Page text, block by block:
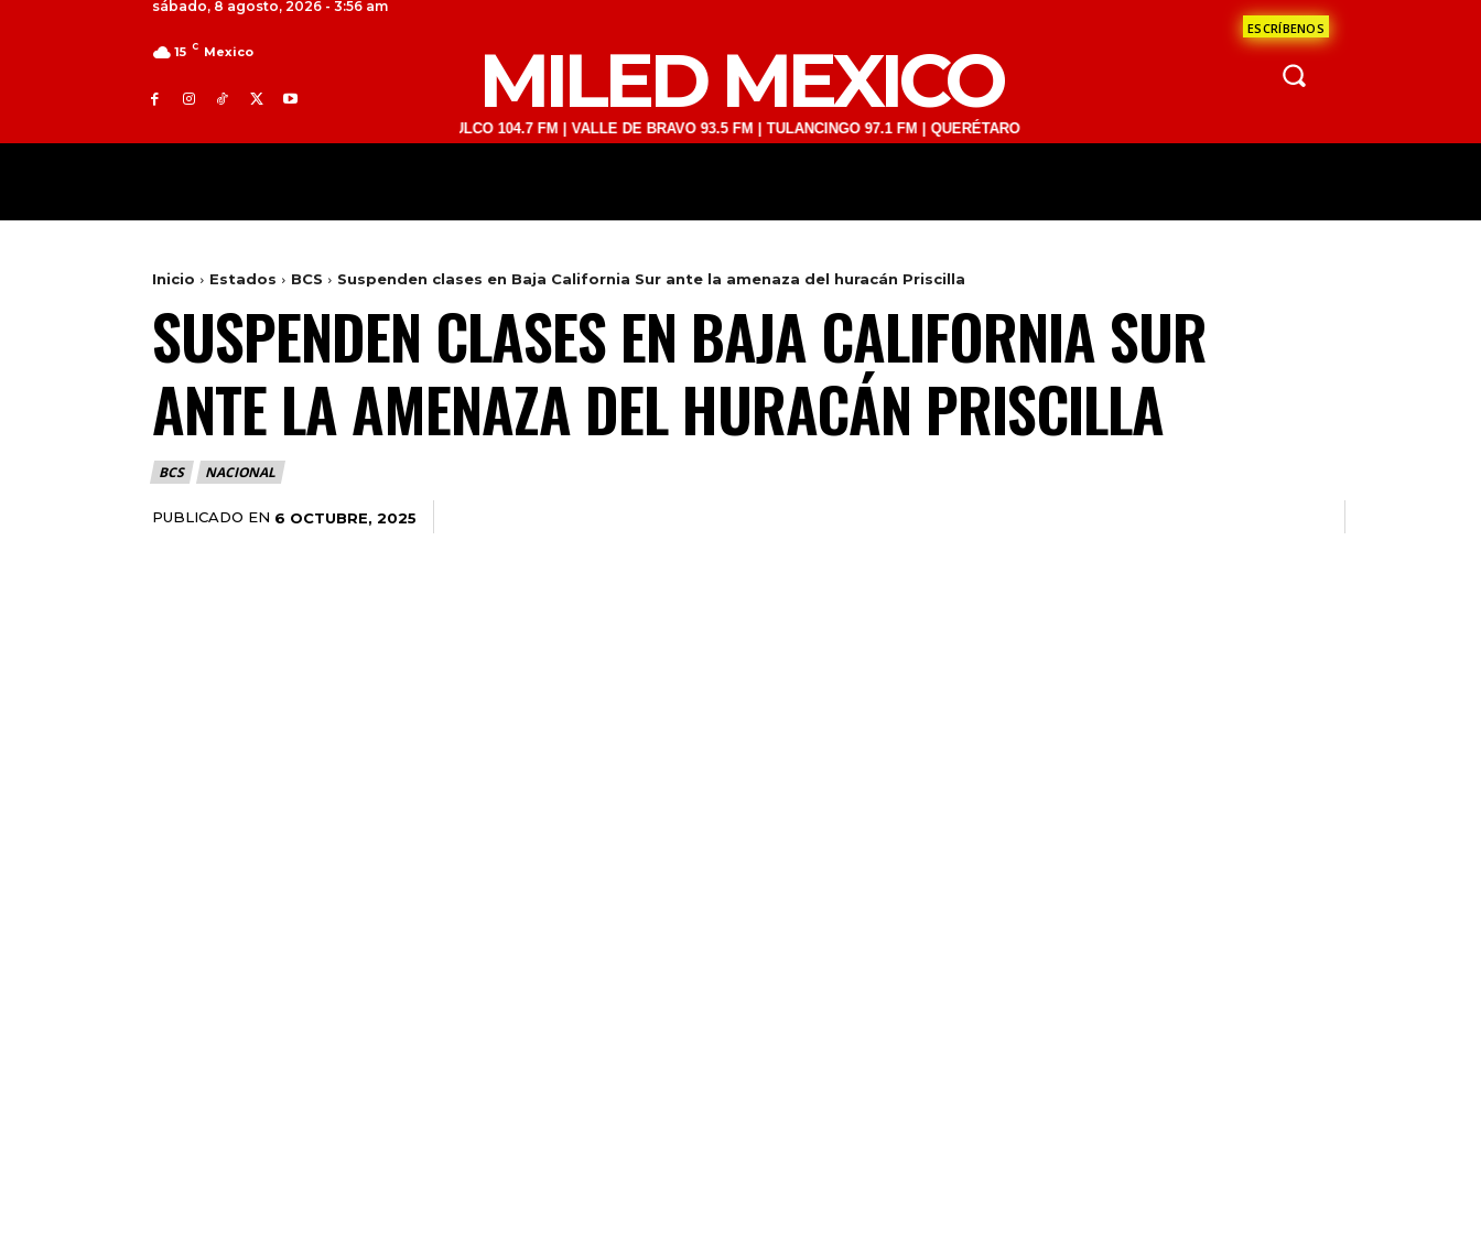
sábado, 8 agosto, 2026 - 3:56 am
ESCRÍBENOS
15 C Mexico MILED MEXICO
TOLUCA 98.9 FM | ATLACOMULCO 104.7 FM | VALLE DE BRAVO 93.5 FM | TULANCINGO 97.1 FM | QUERÉTARO 103.1 FM | SAN JUAN DEL RÍO 93.1 FM | GUADALAJARA 1510 AM | LA
Inicio Estados BCS Suspenden clases en Baja California Sur ante la amenaza del huracán Priscilla
SUSPENDEN CLASES EN BAJA CALIFORNIA SUR
ANTE LA AMENAZA DEL HURACÁN PRISCILLA
BCS NACIONAL
PUBLICADO EN 6 OCTUBRE, 2025